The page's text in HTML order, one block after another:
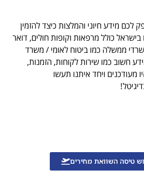
לכם מידע חיוני והמלצות כיצד להזמין
בישראל כולל מרפאות וקופות חולים, דואר
ממשלה כמו ביטוח לאומי / משרד
חשוב כמו שירות לקוחות, הזמנות,
מעודכנים ויחד איתנו תעשו
טיסה השוואת מחירים